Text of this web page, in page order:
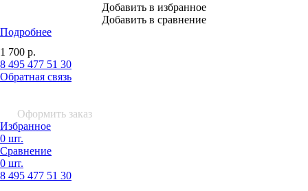
Добавить в избранное
Добавить в сравнение
Подробнее
1 700 р.
8 495 477 51 30
Обратная связь
Оформить заказ
Избранное
0 шт.
Сравнение
0 шт.
8 495 477 51 30